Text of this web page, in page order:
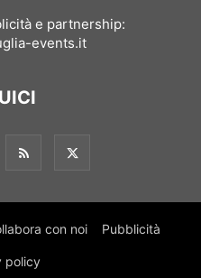
e partnership:
events.it
con noi Pubblicità
policy